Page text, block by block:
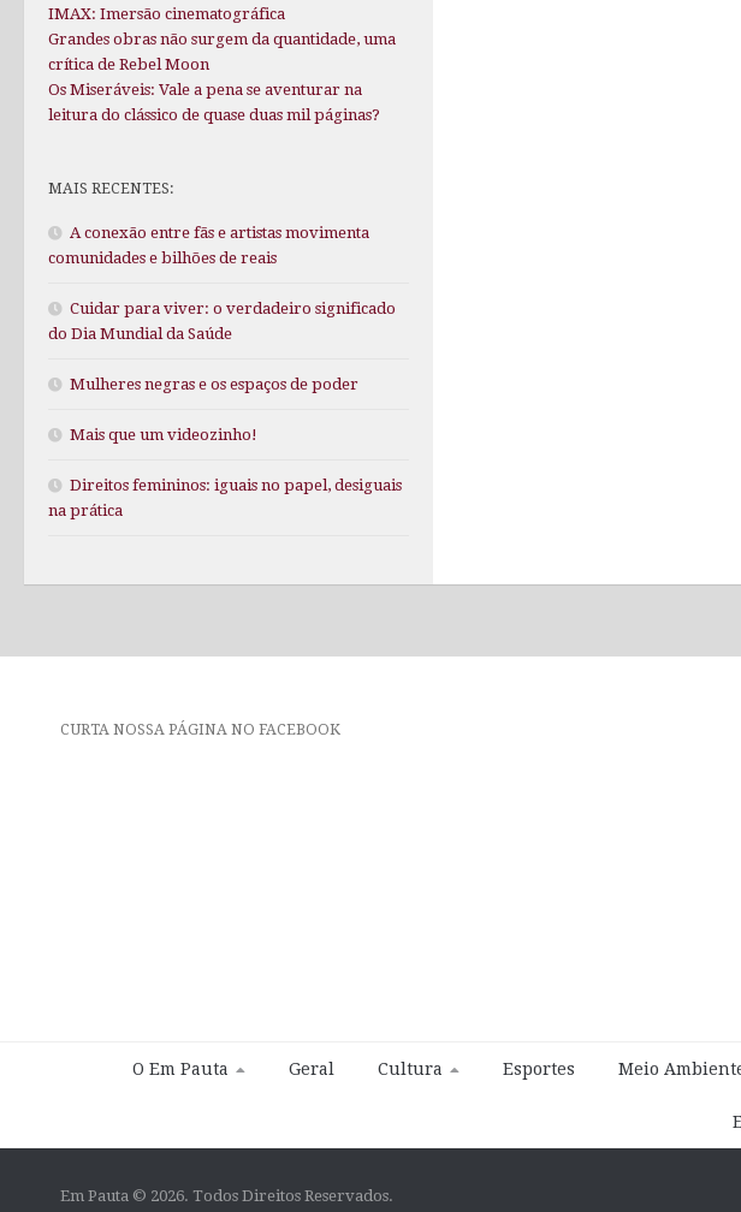
IMAX: Imersão cinematográfica
Grandes obras não surgem da quantidade, uma
crítica de Rebel Moon
Os Miseráveis: Vale a pena se aventurar na
leitura do clássico de quase duas mil páginas?
MAIS RECENTES:
A conexão entre fãs e artistas movimenta
comunidades e bilhões de reais
Cuidar para viver: o verdadeiro significado
do Dia Mundial da Saúde
Mulheres negras e os espaços de poder
Mais que um videozinho!
Direitos femininos: iguais no papel, desiguais
na prática
CURTA NOSSA PÁGINA NO FACEBOOK
O Em Pauta Geral Cultura Esportes Meio
Em Pauta © 2026. Todos Direitos Reservados.